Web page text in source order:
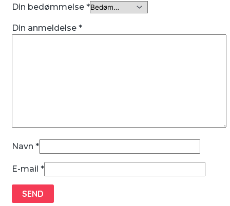
Din bedømmelse *
Din anmeldelse *
Navn *
E-mail *